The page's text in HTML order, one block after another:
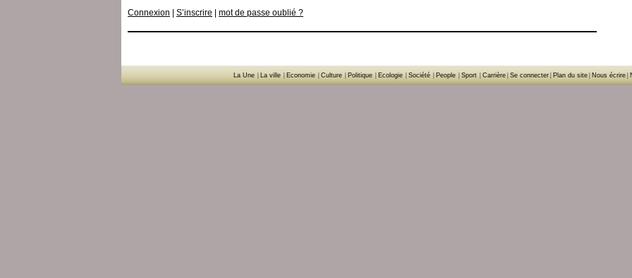
Connexion
S’inscrire mot de passe oublié ?
La Une La ville Economie Culture Politique Ecologie Société People Sport Carrière Se connecter Plan du site Nous écrire